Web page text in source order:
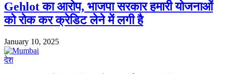
Gehlot का आरोप, भाजपा सरकार हमारी योजनाओं
को रोक कर क्रेडिट लेने में लगी है
January 10, 2025
देश